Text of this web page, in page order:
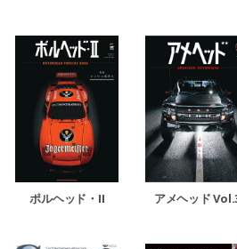
ポルヘッド・II アメヘッド